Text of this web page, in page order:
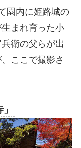
園内に姫路城の
まれ育った小
衛の父らが出
ここで撮影さ